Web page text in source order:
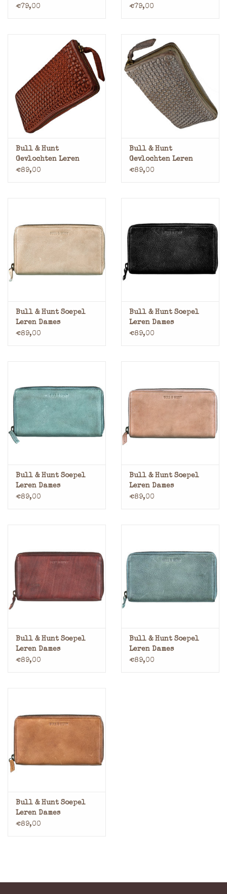
Portemonnee Met Rits
€79,00
Portemonnee Met Rits
€79,00
Bull & Hunt
Gevlochten Leren
Dames Portemonnee
€89,00
Bull & Hunt
Gevlochten Leren
Dames Portemonnee
€89,00
Bull & Hunt Soepel
Leren Dames
Portemonnee Met Rits
€89,00
Bull & Hunt Soepel
Leren Dames
Portemonnee Met Rits
€89,00
Bull & Hunt Soepel
Leren Dames
Portemonnee Met Rits
€89,00
Bull & Hunt Soepel
Leren Dames
Portemonnee Met Rits
€89,00
Bull & Hunt Soepel
Leren Dames
Portemonnee Met Rits
€89,00
Bull & Hunt Soepel
Leren Dames
Portemonnee Met Rits
€89,00
Bull & Hunt Soepel
Leren Dames
Portemonnee Met Rits
€89,00